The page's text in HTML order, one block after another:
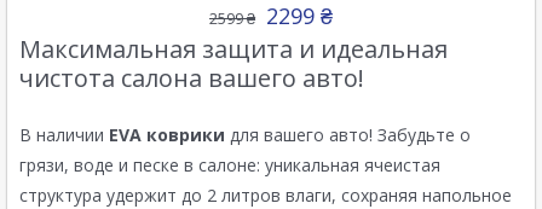
2599₴ 2299 ₴
Максимальная защита и идеальная
чистота салона вашего авто!
В наличии EVA коврики для вашего авто! Забудьте о
грязи, воде и песке в салоне: уникальная ячеистая
структура удержит до 2 литров влаги, сохраняя напольное